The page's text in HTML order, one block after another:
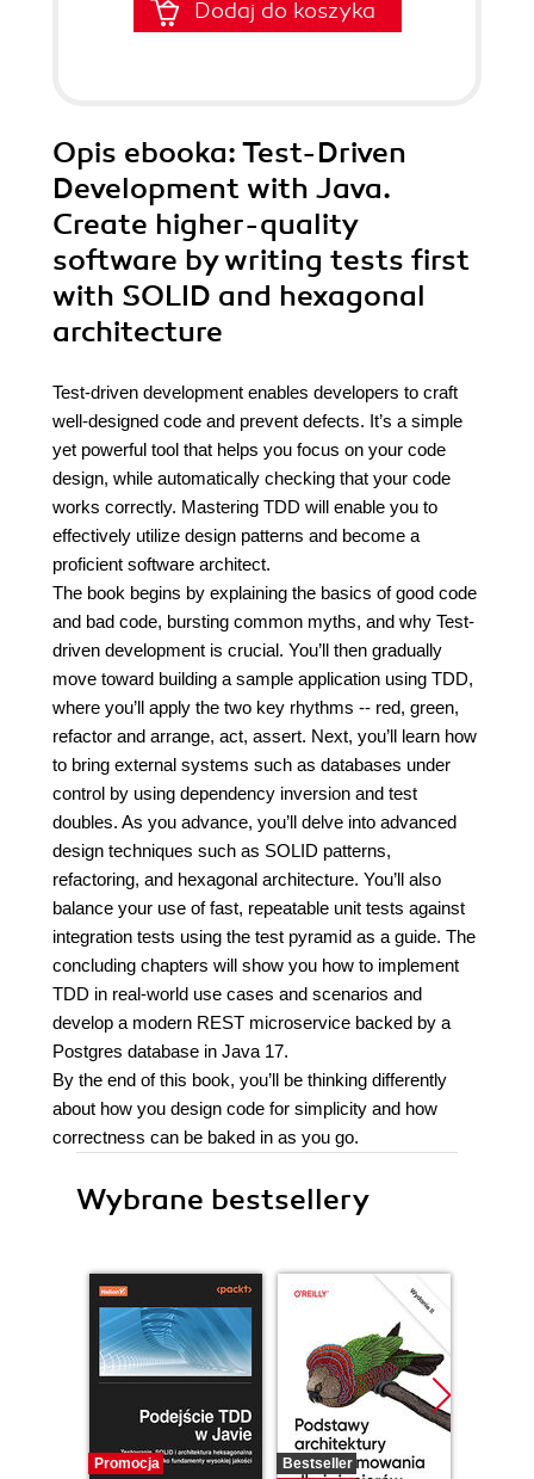
Dodaj do koszyka
Opis ebooka: Test-Driven
Development with Java.
Create higher-quality
software by writing tests first
with SOLID and hexagonal
architecture
Test-driven development enables developers to craft
well-designed code and prevent defects. It’s a simple
yet powerful tool that helps you focus on your code
design, while automatically checking that your code
works correctly. Mastering TDD will enable you to
effectively utilize design patterns and become a
proficient software architect.
The book begins by explaining the basics of good code
and bad code, bursting common myths, and why Test-
driven development is crucial. You’ll then gradually
move toward building a sample application using TDD,
where you’ll apply the two key rhythms -- red, green,
refactor and arrange, act, assert. Next, you’ll learn how
to bring external systems such as databases under
control by using dependency inversion and test
doubles. As you advance, you’ll delve into advanced
design techniques such as SOLID patterns,
refactoring, and hexagonal architecture. You’ll also
balance your use of fast, repeatable unit tests against
integration tests using the test pyramid as a guide. The
concluding chapters will show you how to implement
TDD in real-world use cases and scenarios and
develop a modern REST microservice backed by a
Postgres database in Java 17.
By the end of this book, you’ll be thinking differently
about how you design code for simplicity and how
correctness can be baked in as you go.
Wybrane bestsellery
Promocja
Bestseller